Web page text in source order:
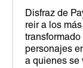
Disfraz de
reir a los
personajes
a quienes se